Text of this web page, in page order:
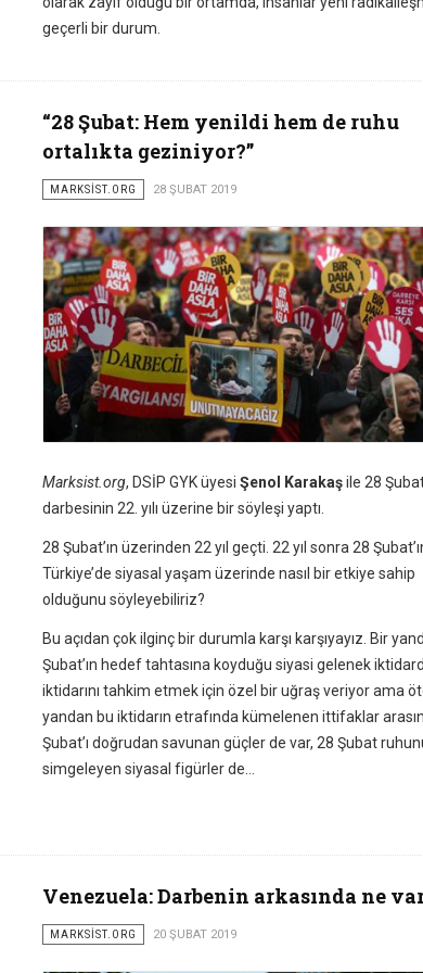
geçerli bir durum.
“28 Şubat: Hem yenildi hem de ruhu
ortalıkta geziniyor?”
MARKSİST.ORG 28 ŞUBAT 2019
Marksist.org, DSİP GYK üyesi Şenol Karakaşile 28
darbesinin 22. yılı üzerine bir söyleşi yaptı.
28 Şubat’ın üzerinden 22 yıl geçti. 22 yıl sonra 28
Türkiye’de siyasal yaşam üzerinde nasıl bir etkiye sahip
olduğunu söyleyebiliriz?
Bu açıdan çok ilginç bir durumla karşı karşıyayız. Bir
Şubat’ın hedef tahtasına koyduğu siyasi gelenek
iktidarını tahkim etmek için özel bir uğraş veriyor ama
yandan bu iktidarın etrafında kümelenen ittifaklar
Şubat’ı doğrudan savunan güçler de var, 28 Şubat
simgeleyen siyasal figürler de…
Venezuela: Darbenin arkasında ne
MARKSİST.ORG 20 ŞUBAT 2019